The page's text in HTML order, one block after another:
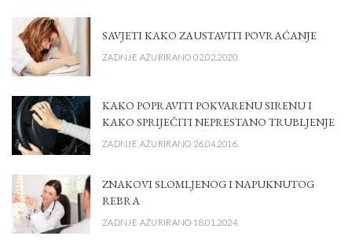
SAVJETI KAKO ZAUSTAVITI POVRAĆANJE
ZADNJE AŽURIRANO 02.02.2020.
KAKO POPRAVITI POKVARENU SIRENU I
KAKO SPRIJEČITI NEPRESTANO TRUBLJENJE
ZADNJE AŽURIRANO 26.04.2016.
ZNAKOVI SLOMLJENOG I NAPUKNUTOG
REBRA
ZADNJE AŽURIRANO 18.01.2024.